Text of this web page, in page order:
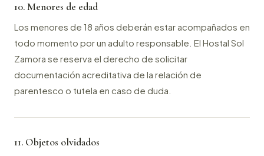
10. Menores de edad
Los menores de 18 años deberán estar acompañados en
todo momento por un adulto responsable. El Hostal Sol
Zamora se reserva el derecho de solicitar
documentación acreditativa de la relación de
parentesco o tutela en caso de duda.
11. Objetos olvidados